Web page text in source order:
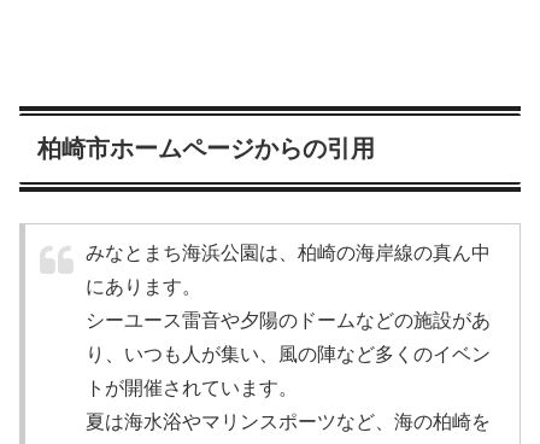
柏崎市ホームページからの引用
みなとまち海浜公園は、柏崎の海岸線の真ん中
にあります。
シーユース雷音や夕陽のドームなどの施設があ
り、いつも人が集い、風の陣など多くのイベン
トが開催されています。
夏は海水浴やマリンスポーツなど、海の柏崎を